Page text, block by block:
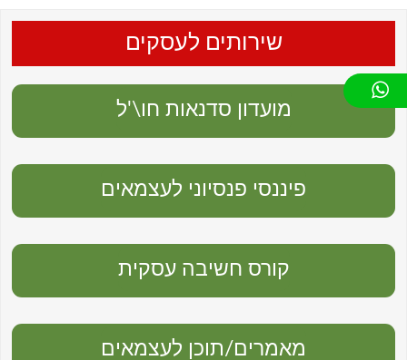
שירותים לעסקים
מועדון סדנאות חו\'ל
פיננסי פנסיוני לעצמאים
קורס חשיבה עסקית
מאמרים/תוכן לעצמאים